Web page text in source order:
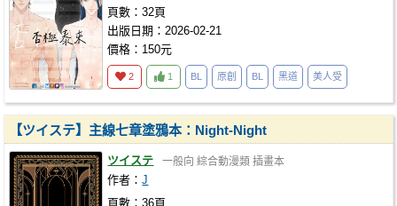
頁數：32頁
出版日期：2026-02-21
價格：150元
2 1 BL 原創 BL 黑道 美人受
【ツイステ】主線七章塗鴉本：Night-Night
ツイステ 一般向 綜合動漫類 插畫本
作者：J
頁數：36頁